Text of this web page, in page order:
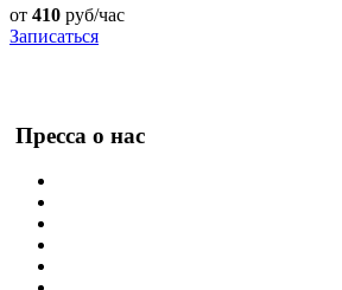
от 410 руб/час
Записаться
Пресса о нас